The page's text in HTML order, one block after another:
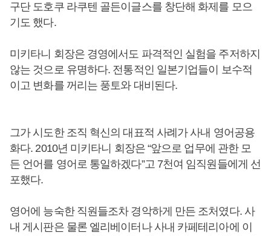
구단 도호쿠 라쿠텐 골든이글스를 창단해 화제를 모으
기도 했다.
미키타니 회장은 경영에서도 파격적인 실험을 주저하지
않는 것으로 유명하다. 전통적인 일본기업들이 보수적
이고 변화를 꺼리는 풍토와 대비된다.
그가 시도한 조직 혁신의 대표적 사례가 사내 영어공용
화다. 2010년 미키타니 회장은 “앞으로 업무에 관한 모
든 언어를 영어로 통일하겠다”고 7천여 임직원들에게 선
포했다.
영어에 능숙한 직원들조차 경악하게 만든 조처였다. 사
내 게시판은 물론 엘리베이터나 사내 카페테리아에 이